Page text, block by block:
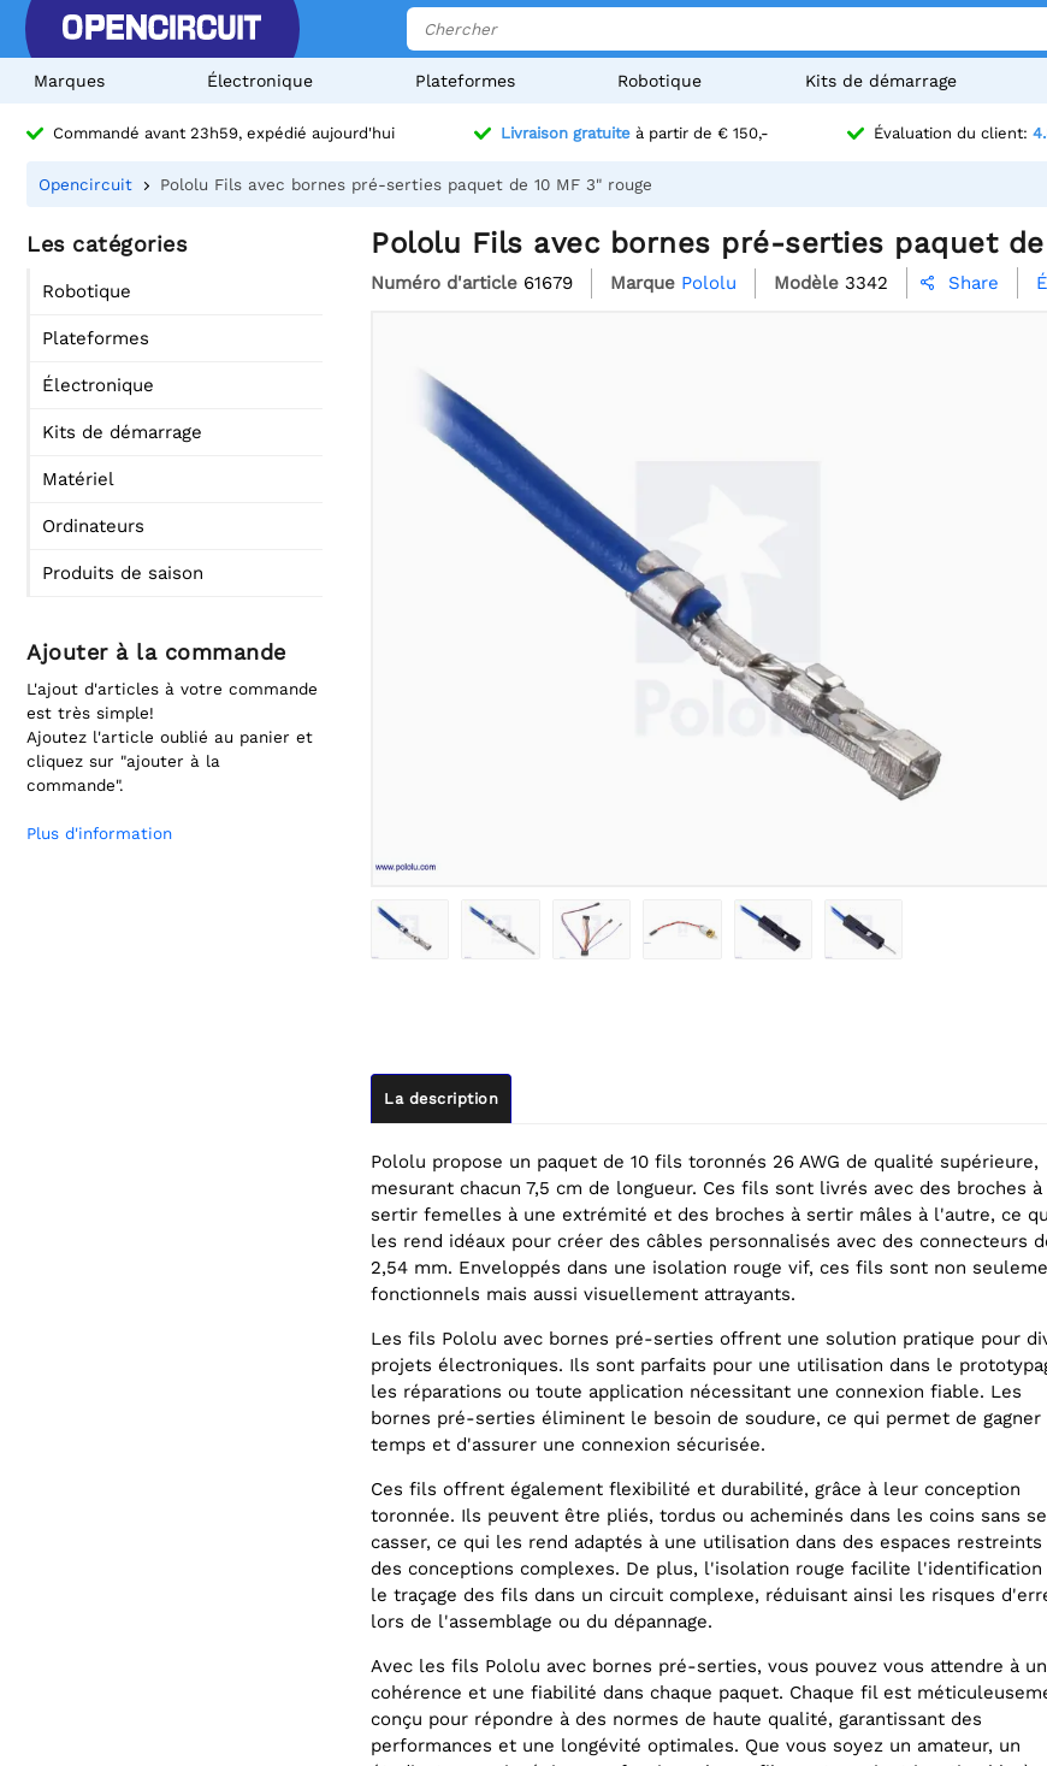
Marques Électronique Plateformes Robotique Kits de démarrage
Commandé avant 23h59, expédié aujourd'hui Livraison gratuiteà partir de € 150,- Évaluation du client:
Opencircuit Pololu Fils avec bornes pré-serties paquet de 10 MF 3" rouge
Les catégories
Robotique
Plateformes
Électronique
Kits de démarrage
Matériel
Ordinateurs
Produits de saison
Ajouter à la commande
L'ajout d'articles à votre commande
est très simple!
Ajoutez l'article oublié au panier et
cliquez sur "ajouter à la
commande".
Plus d'information
Pololu Fils avec bornes pré-serties paquet de
Numéro d'article 61679 Marque Pololu Modèle 3342  Share
La description
Pololu propose un paquet de 10 fils toronnés 26 AWG de qualité supérieure,
mesurant chacun 7,5 cm de longueur. Ces fils sont livrés avec des broches à
sertir femelles à une extrémité et des broches à sertir mâles à l'autre, ce
les rend idéaux pour créer des câbles personnalisés avec des connecteurs
2,54 mm. Enveloppés dans une isolation rouge vif, ces fils sont non
fonctionnels mais aussi visuellement attrayants.
Les fils Pololu avec bornes pré-serties offrent une solution pratique pour
projets électroniques. Ils sont parfaits pour une utilisation dans le
les réparations ou toute application nécessitant une connexion fiable. Les
bornes pré-serties éliminent le besoin de soudure, ce qui permet de gagner
temps et d'assurer une connexion sécurisée.
Ces fils offrent également flexibilité et durabilité, grâce à leur conception
toronnée. Ils peuvent être pliés, tordus ou acheminés dans les coins sans se
casser, ce qui les rend adaptés à une utilisation dans des espaces restreints
des conceptions complexes. De plus, l'isolation rouge facilite
le traçage des fils dans un circuit complexe, réduisant ainsi les risques
lors de l'assemblage ou du dépannage.
Avec les fils Pololu avec bornes pré-serties, vous pouvez vous attendre à
cohérence et une fiabilité dans chaque paquet. Chaque fil est
conçu pour répondre à des normes de haute qualité, garantissant des
performances et une longévité optimales. Que vous soyez un amateur, un